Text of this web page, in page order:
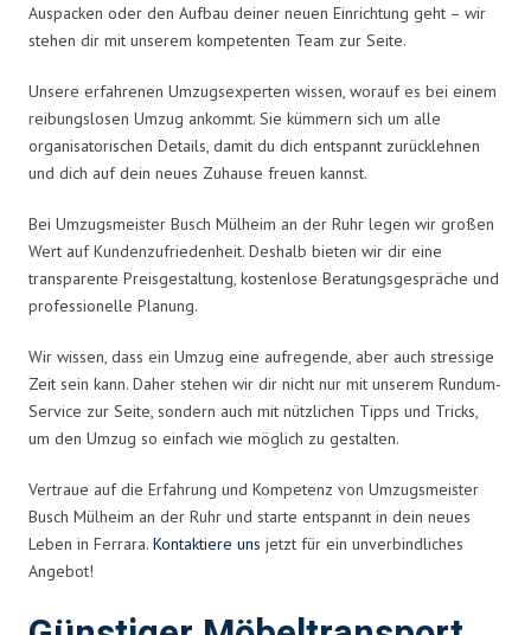
Auspacken oder den Aufbau deiner neuen Einrichtung geht – wir
stehen dir mit unserem kompetenten Team zur Seite.
Unsere erfahrenen Umzugsexperten wissen, worauf es bei einem
reibungslosen Umzug ankommt. Sie kümmern sich um alle
organisatorischen Details, damit du dich entspannt zurücklehnen
und dich auf dein neues Zuhause freuen kannst.
Bei Umzugsmeister Busch Mülheim an der Ruhr legen wir großen
Wert auf Kundenzufriedenheit. Deshalb bieten wir dir eine
transparente Preisgestaltung, kostenlose Beratungsgespräche und
professionelle Planung.
Wir wissen, dass ein Umzug eine aufregende, aber auch stressige
Zeit sein kann. Daher stehen wir dir nicht nur mit unserem Rundum-
Service zur Seite, sondern auch mit nützlichen Tipps und Tricks,
um den Umzug so einfach wie möglich zu gestalten.
Vertraue auf die Erfahrung und Kompetenz von Umzugsmeister
Busch Mülheim an der Ruhr und starte entspannt in dein neues
Leben in Ferrara. Kontaktiere uns jetzt für ein unverbindliches
Angebot!